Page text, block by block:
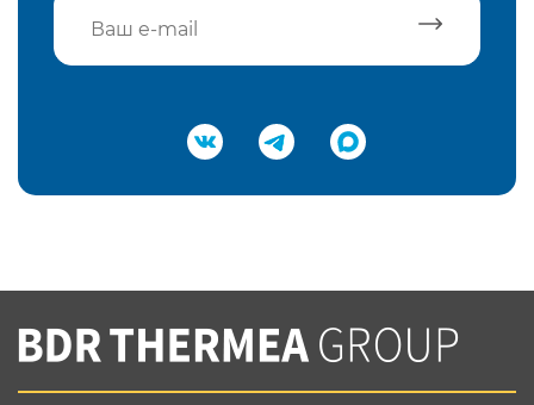
Подтвердить e-mail
Вы соглашаетесь с нашей политикой
конфеденциальности